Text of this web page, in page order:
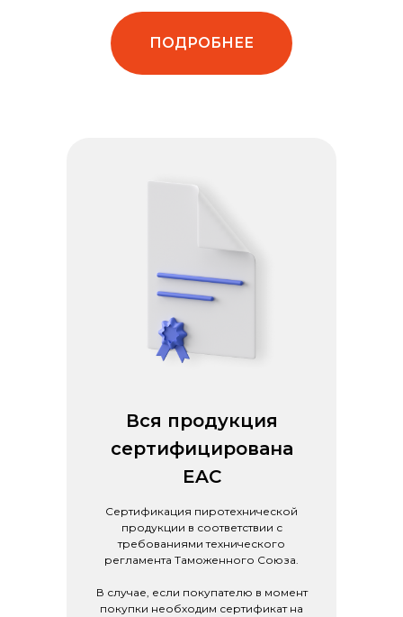
ПОДРОБНЕЕ
Вся продукция
сертифицирована
EAC
Сертификация пиротехнической
продукции в соответствии с
требованиями технического
регламента Таможенного Союза.
В случае, если покупателю в момент
покупки необходим сертификат на